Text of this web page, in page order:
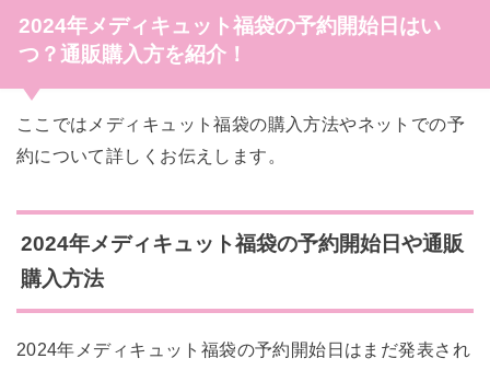
2024年メディキュット福袋の予約開始日はい
つ？通販購入方を紹介！
ここではメディキュット福袋の購入方法やネットでの予
約について詳しくお伝えします。
2024年メディキュット福袋の予約開始日や通販
購入方法
2024年メディキュット福袋の予約開始日はまだ発表され